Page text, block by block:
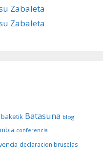
Zabaleta
Zabaleta
baketik Batasuna blog
conferencia
declaracion bruselas